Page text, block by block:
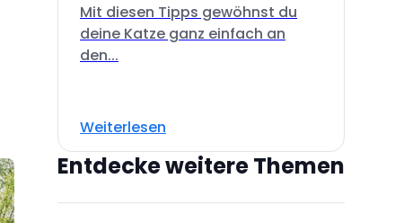
Mit diesen Tipps gewöhnst du
deine Katze ganz einfach an
den...
Weiterlesen
Entdecke weitere Themen